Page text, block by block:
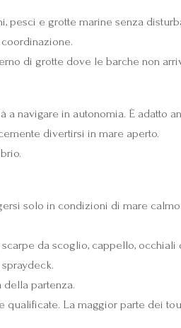
e grotte marine senza
di grotte dove le barche non
navigare in autonomia. È adatto
divertirsi in mare aperto.
solo in condizioni di mare
da scoglio, cappello,
partenza.
La maggior parte dei